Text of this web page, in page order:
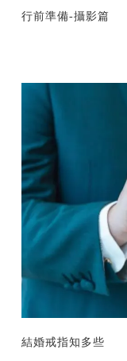
行前準備-攝影篇
結婚戒指知多些